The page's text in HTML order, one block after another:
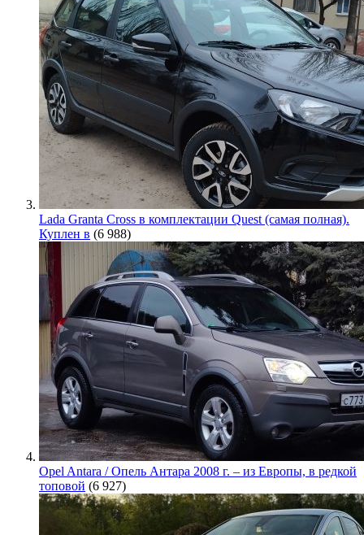
Lada Granta Cross в комплектации Quest (самая полная).
Куплен в (6 988)
Opel Antara / Опель Антара 2008 г. – из Европы, в редкой
топовой (6 927)